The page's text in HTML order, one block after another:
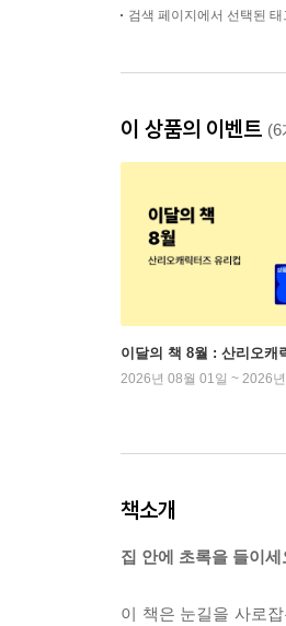
검색 페이지에서 선택된
이 상품의 이벤트 (6
이달의 책 8월 : 산리오캐
2026년 08월 01일 ~ 2026
책소개
집 안에 초록을 들이세
이 책은 눈길을 사로